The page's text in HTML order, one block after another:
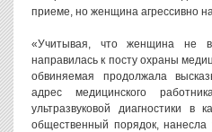
приеме, но женщина агрессивно
«Учитывая, что женщина не
направилась к посту охраны
обвиняемая продолжала
адрес медицинского
ультразвуковой диагностики в
общественный порядок, нанесла